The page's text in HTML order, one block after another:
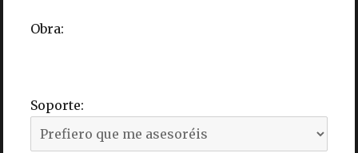
Obra:
Soporte: